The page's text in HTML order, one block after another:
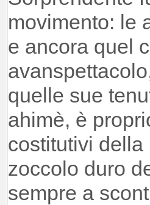
movimento: le
e ancora quel
quelle sue
ahimè, è
costitutivi
zoccolo duro
sempre a